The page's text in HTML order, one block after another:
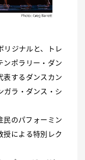
リジナルと、トレ
ンポラリー・ダン
表するダンスカン
ガラ・ダンス・シ
民のパフォーミン
授による特別レク